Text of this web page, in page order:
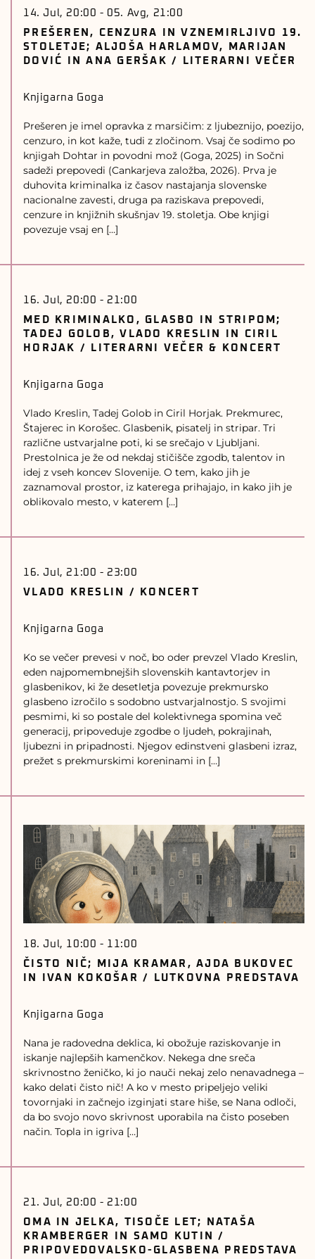
PREŠEREN, CENZURA IN VZNEMIRLJIVO 19.
STOLETJE; ALJOŠA HARLAMOV, MARIJAN
DOVIĆ IN ANA GERŠAK / LITERARNI VEČER
14. Jul, 20:00 - 05. Avg, 21:00
Knjigarna Goga
Prešeren je imel opravka z marsičim: z ljubeznijo, poezijo,
cenzuro, in kot kaže, tudi z zločinom. Vsaj če sodimo po
knjigah Dohtar in povodni mož (Goga, 2025) in Sočni
sadeži prepovedi (Cankarjeva založba, 2026). Prva je
duhovita kriminalka iz časov nastajanja slovenske
nacionalne zavesti, druga pa raziskava prepovedi,
cenzure in knjižnih skušnjav 19. stoletja. Obe knjigi
povezuje vsaj en […]
MED KRIMINALKO, GLASBO IN STRIPOM;
TADEJ GOLOB, VLADO KRESLIN IN CIRIL
HORJAK / LITERARNI VEČER & KONCERT
16. Jul, 20:00 - 21:00
Knjigarna Goga
Vlado Kreslin, Tadej Golob in Ciril Horjak. Prekmurec,
Štajerec in Korošec. Glasbenik, pisatelj in stripar. Tri
različne ustvarjalne poti, ki se srečajo v Ljubljani.
Prestolnica je že od nekdaj stičišče zgodb, talentov in
idej z vseh koncev Slovenije. O tem, kako jih je
zaznamoval prostor, iz katerega prihajajo, in kako jih je
oblikovalo mesto, v katerem […]
VLADO KRESLIN / KONCERT
16. Jul, 21:00 - 23:00
Knjigarna Goga
Ko se večer prevesi v noč, bo oder prevzel Vlado Kreslin,
eden najpomembnejših slovenskih kantavtorjev in
glasbenikov, ki že desetletja povezuje prekmursko
glasbeno izročilo s sodobno ustvarjalnostjo. S svojimi
pesmimi, ki so postale del kolektivnega spomina več
generacij, pripoveduje zgodbe o ljudeh, pokrajinah,
ljubezni in pripadnosti. Njegov edinstveni glasbeni izraz,
prežet s prekmurskimi koreninami in […]
ČISTO NIČ; MIJA KRAMAR, AJDA BUKOVEC
IN IVAN KOKOŠAR / LUTKOVNA PREDSTAVA
18. Jul, 10:00 - 11:00
Knjigarna Goga
Nana je radovedna deklica, ki obožuje raziskovanje in
iskanje najlepših kamenčkov. Nekega dne sreča
skrivnostno ženičko, ki jo nauči nekaj zelo nenavadnega –
kako delati čisto nič! A ko v mesto pripeljejo veliki
tovornjaki in začnejo izginjati stare hiše, se Nana odloči,
da bo svojo novo skrivnost uporabila na čisto poseben
način. Topla in igriva […]
OMA IN JELKA, TISOČE LET; NATAŠA
KRAMBERGER IN SAMO KUTIN /
PRIPOVEDOVALSKO-GLASBENA PREDSTAVA
21. Jul, 20:00 - 21:00